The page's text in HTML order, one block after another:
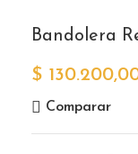
Bandolera
$
Comparar